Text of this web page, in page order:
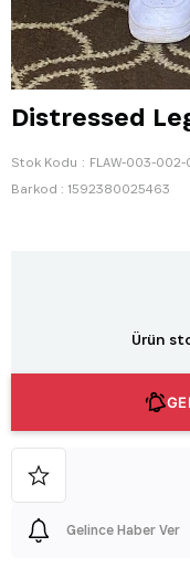
Distressed
Stok Kodu
FLAW-003-002-
Barkod : 1592380025463
Ürün
Gelince Haber Ver